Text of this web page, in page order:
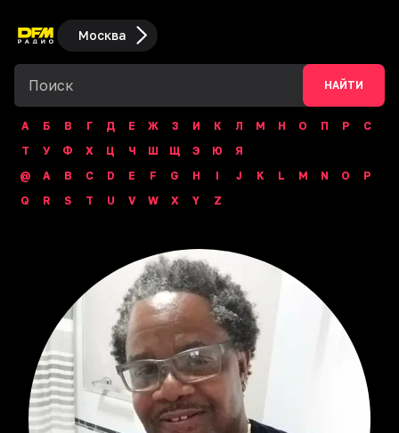
Москва
НАЙТИ
А Б В Г Д Е Ж З И К Л М Н О П Р
С
Т
У Ф Х Ц Ч Ш Щ Э Ю
Я
@
A B C D E F G H I J K L M N O
P
Q
R S T U V W X Y Z